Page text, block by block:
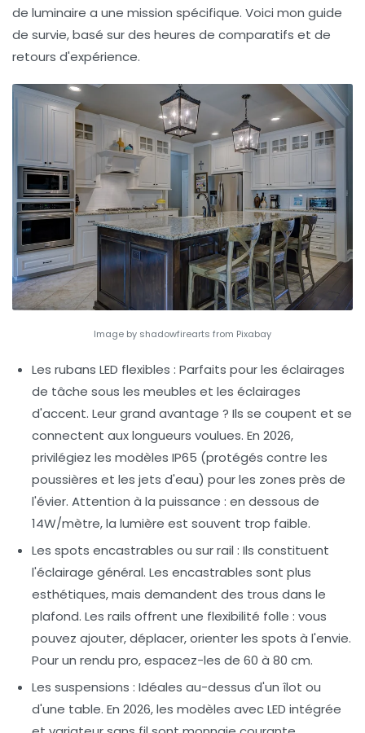
de luminaire a une mission spécifique. Voici mon guide
de survie, basé sur des heures de comparatifs et de
retours d'expérience.
Image by shadowfirearts from Pixabay
Les rubans LED flexibles : Parfaits pour les éclairages
de tâche sous les meubles et les éclairages
d'accent. Leur grand avantage ? Ils se coupent et se
connectent aux longueurs voulues. En 2026,
privilégiez les modèles IP65 (protégés contre les
poussières et les jets d'eau) pour les zones près de
l'évier. Attention à la puissance : en dessous de
14W/mètre, la lumière est souvent trop faible.
Les spots encastrables ou sur rail : Ils constituent
l'éclairage général. Les encastrables sont plus
esthétiques, mais demandent des trous dans le
plafond. Les rails offrent une flexibilité folle : vous
pouvez ajouter, déplacer, orienter les spots à l'envie.
Pour un rendu pro, espacez-les de 60 à 80 cm.
Les suspensions : Idéales au-dessus d'un îlot ou
d'une table. En 2026, les modèles avec LED intégrée